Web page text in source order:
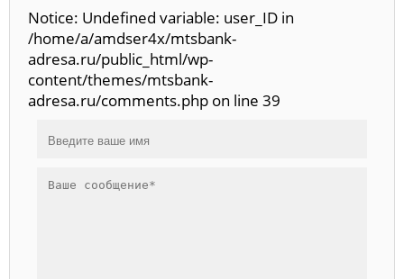
Notice: Undefined variable: user_ID in
/home/a/amdser4x/mtsbank-
adresa.ru/public_html/wp-
content/themes/mtsbank-
adresa.ru/comments.php on line 39